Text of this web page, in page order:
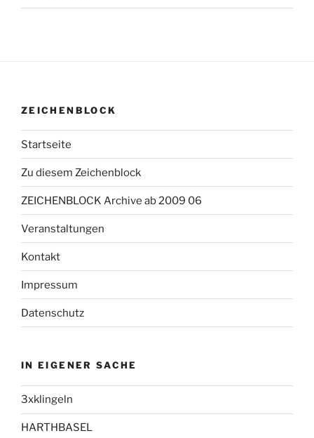
ZEICHENBLOCK
Startseite
Zu diesem Zeichenblock
ZEICHENBLOCK Archive ab 2009 06
Veranstaltungen
Kontakt
Impressum
Datenschutz
IN EIGENER SACHE
3xklingeln
HARTHBASEL